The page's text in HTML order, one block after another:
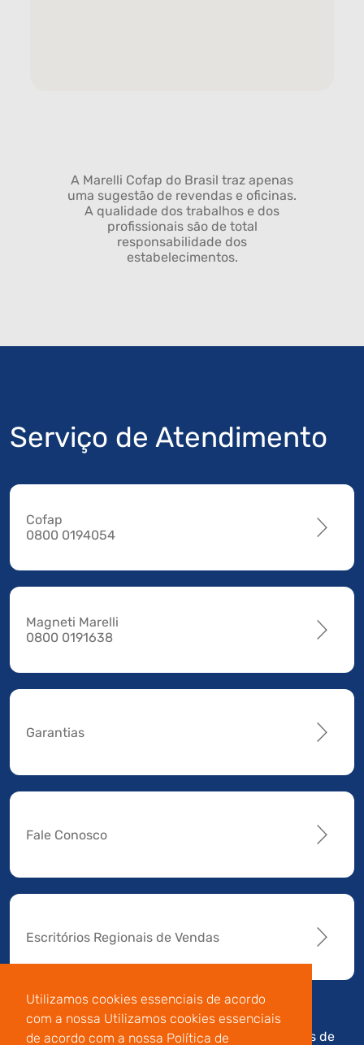
Utilizamos cookies essenciais de acordo
com a nossa Utilizamos cookies essenciais
de acordo com a nossa Política de
A Marelli Cofap do Brasil traz apenas
uma sugestão de revendas e oficinas.
A qualidade dos trabalhos e dos
profissionais são de total
responsabilidade dos
estabelecimentos.
Serviço de Atendimento
Cofap
0800 0194054
Magneti Marelli
0800 0191638
Garantias
Fale Conosco
Escritórios Regionais de Vendas
Av. Manoel da Nóbrega,
Termos de
Código de